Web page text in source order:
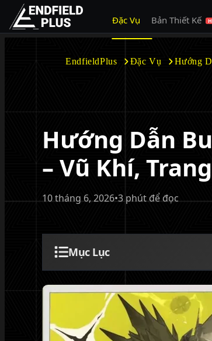
EndfieldPlus Đặc Vụ Bản Thiết Kế
EndfieldPlus Đặc Vụ Hướng
Hướng Dẫn
– Vũ Khí,
10 tháng 6, 2026•3 phút để đọc
Mục Lục